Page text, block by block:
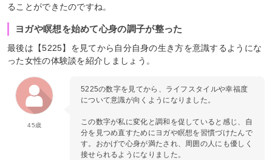
ることができたのですね。
ヨガや瞑想を始めて心身の調子が整った
最後は【5225】を見てから自分自身の生き方を意識するようにな
った女性の体験談を紹介しましょう。
45歳
5225の数字を見てから、ライフスタイルや幸福度
について意識が向くようになりました。
この数字が私に変化と調和を促していると感じ、自
分を見つめ直すためにヨガや瞑想を習慣づけたんで
す。おかげで心身が満たされ、周囲の人にも優しく
接せられるようになりました。